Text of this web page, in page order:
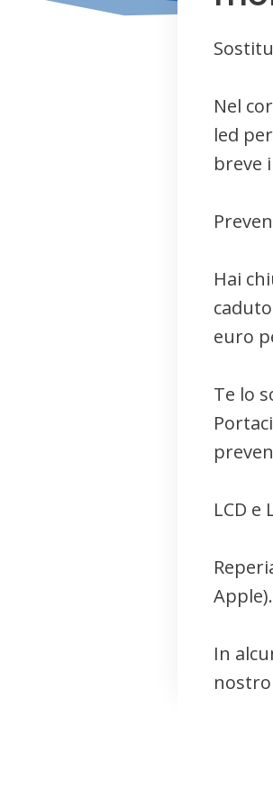
Nel
led
breve
Hai
euro
Te lo
LCD e
Apple).
In